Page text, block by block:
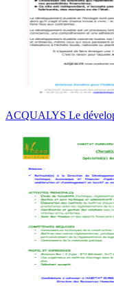
ACQUALYS Le